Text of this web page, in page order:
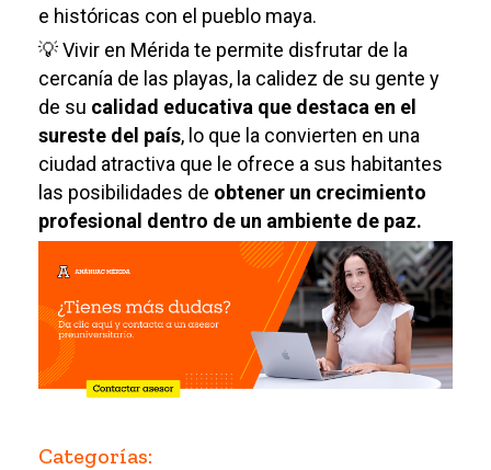
e históricas con el pueblo maya.
💡 Vivir en Mérida te permite disfrutar de la
cercanía de las playas, la calidez de su gente y
de su calidad educativa que destaca en el
sureste del país, lo que la convierten en una
ciudad atractiva que le ofrece a sus habitantes
las posibilidades de obtener un crecimiento
profesional dentro de un ambiente de paz.
Categorías: